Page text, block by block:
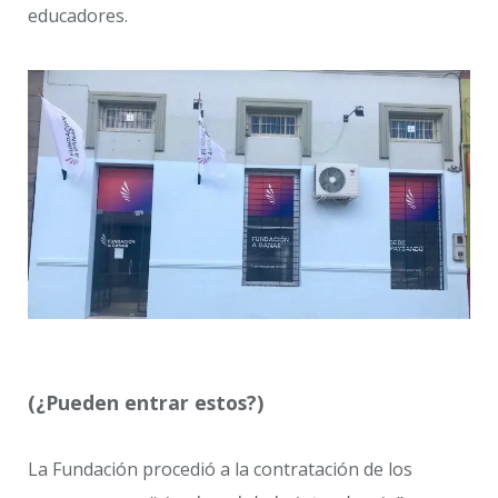
educadores.
(¿Pueden entrar estos?)
La Fundación procedió a la contratación de los